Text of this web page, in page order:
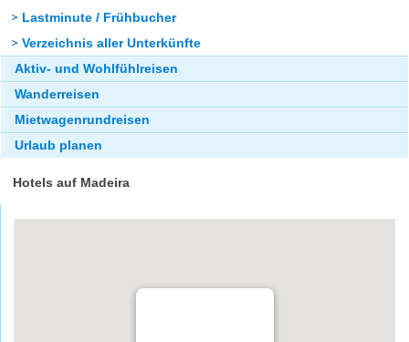
Reiseangebote
Kontakt
Lastminute / Frühbucher
Verzeichnis aller Unterkünfte
Aktiv- und Wohlfühlreisen
Wanderreisen
Mietwagenrundreisen
Urlaub planen
Hotels auf Madeira